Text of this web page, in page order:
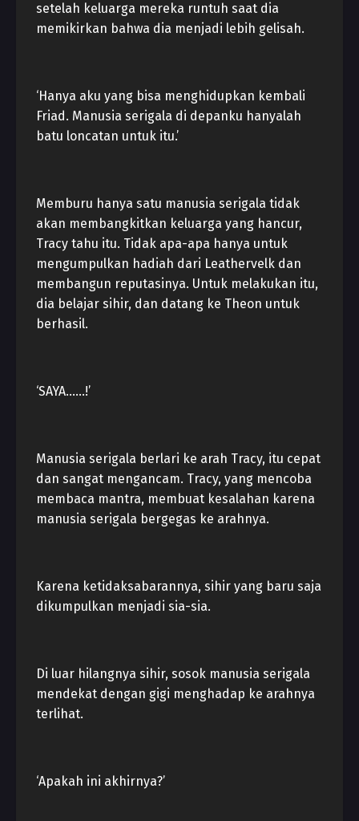
setelah keluarga mereka runtuh saat dia
memikirkan bahwa dia menjadi lebih gelisah.
‘Hanya aku yang bisa menghidupkan kembali
Friad. Manusia serigala di depanku hanyalah
batu loncatan untuk itu.’
Memburu hanya satu manusia serigala tidak
akan membangkitkan keluarga yang hancur,
Tracy tahu itu. Tidak apa-apa hanya untuk
mengumpulkan hadiah dari Leathervelk dan
membangun reputasinya. Untuk melakukan itu,
dia belajar sihir, dan datang ke Theon untuk
berhasil.
‘SAYA……!’
Manusia serigala berlari ke arah Tracy, itu cepat
dan sangat mengancam. Tracy, yang mencoba
membaca mantra, membuat kesalahan karena
manusia serigala bergegas ke arahnya.
Karena ketidaksabarannya, sihir yang baru saja
dikumpulkan menjadi sia-sia.
Di luar hilangnya sihir, sosok manusia serigala
mendekat dengan gigi menghadap ke arahnya
terlihat.
‘Apakah ini akhirnya?’